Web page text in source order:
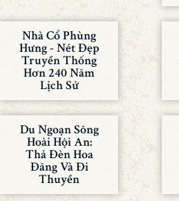
Nhà Cổ Phùng
Hưng - Nét Đẹp
Truyền Thống
Hơn 240 Năm
Lịch Sử
Du Ngoạn Sông
Hoài Hội An:
Thả Đèn Hoa
Đăng Và Đi
Thuyền